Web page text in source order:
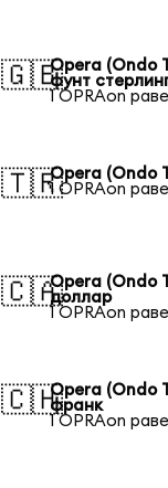
🇬🇧Opera (Ondo
фунт
1 OPRAon
🇹🇷Opera (Ondo
1 OPRAon
🇨🇦Opera (Ondo
доллар
1 OPRAon
🇨🇭Opera (Ondo
франк
1 OPRAon